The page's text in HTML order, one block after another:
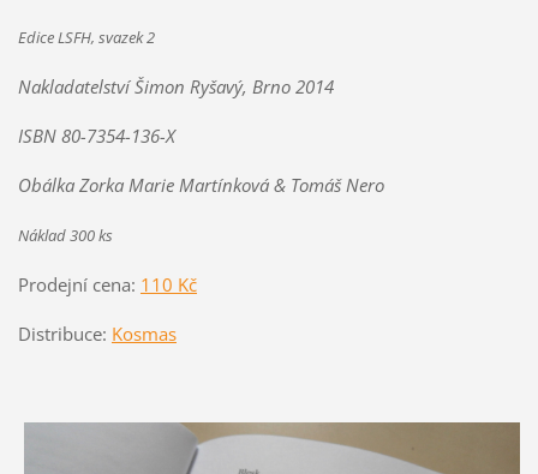
Edice LSFH, svazek 2
Nakladatelství Šimon Ryšavý, Brno 2014
ISBN 80-7354-136-X
Obálka Zorka Marie Martínková & Tomáš Nero
Náklad 300 ks
Prodejní cena: 110 Kč
Distribuce: Kosmas